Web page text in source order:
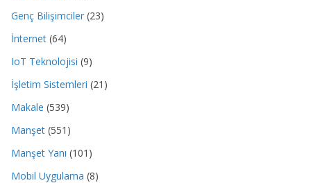
Genç Bilişimciler (23)
İnternet (64)
IoT Teknolojisi (9)
İşletim Sistemleri (21)
Makale (539)
Manşet (551)
Manşet Yanı (101)
Mobil Uygulama (8)